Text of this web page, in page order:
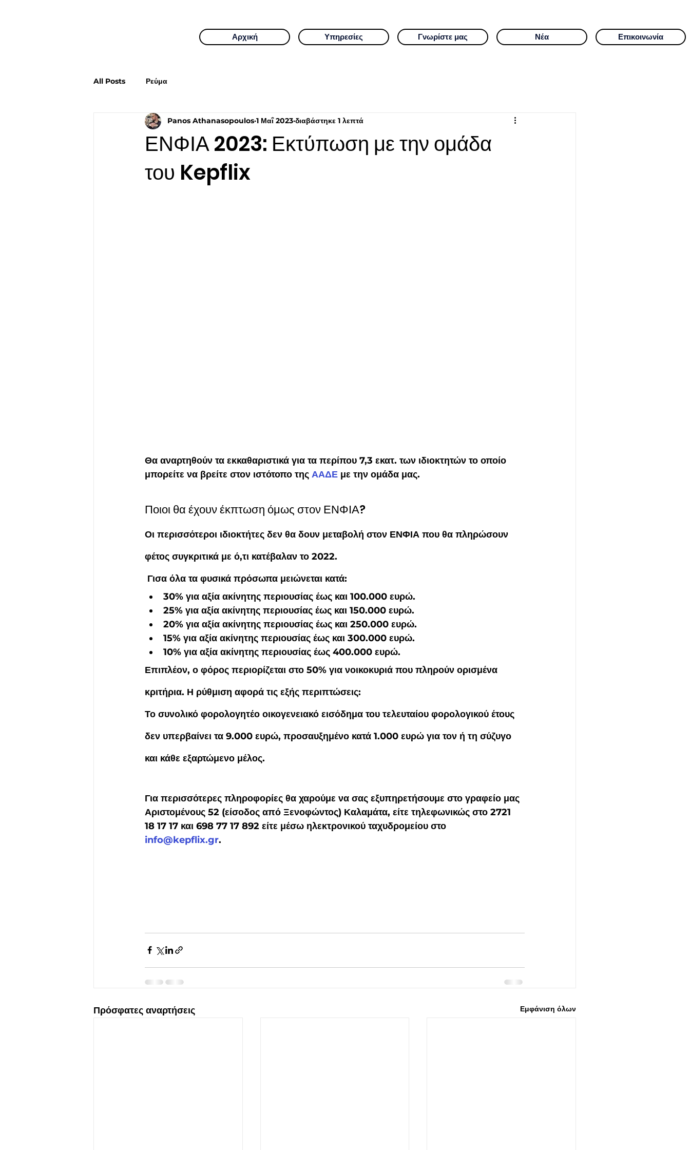
Αρχική Υπηρεσίες Γνωρίστε μας Νέα Επικοινωνία
All Posts Ρεύμα
ΕΝΦΙΑ 2023: Εκτύπωση με την ομάδα
του Kepflix
Panos Athanasopoulos 1 Μαΐ 2023 διαβάστηκε 1 λεπτά
Θα αναρτηθούν τα εκκαθαριστικά για τα περίπου 7,3 εκατ. των ιδιοκτητών το οποίο
μπορείτε να βρείτε στον ιστότοπο της ΑΑΔΕ με την ομάδα μας.
Ποιοι θα έχουν έκπτωση όμως στον ΕΝΦΙΑ?
Οι περισσότεροι ιδιοκτήτες δεν θα δουν μεταβολή στον ΕΝΦΙΑ που θα πληρώσουν
φέτος συγκριτικά με ό,τι κατέβαλαν το 2022.
Γισα όλα τα φυσικά πρόσωπα μειώνεται κατά:
30% για αξία ακίνητης περιουσίας έως και 100.000 ευρώ.
25% για αξία ακίνητης περιουσίας έως και 150.000 ευρώ.
20% για αξία ακίνητης περιουσίας έως και 250.000 ευρώ.
15% για αξία ακίνητης περιουσίας έως και 300.000 ευρώ.
10% για αξία ακίνητης περιουσίας έως 400.000 ευρώ.
Επιπλέον, ο φόρος περιορίζεται στο 50% για νοικοκυριά που πληρούν ορισμένα
κριτήρια. Η ρύθμιση αφορά τις εξής περιπτώσεις:
Το συνολικό φορολογητέο οικογενειακό εισόδημα του τελευταίου φορολογικού έτους
δεν υπερβαίνει τα 9.000 ευρώ, προσαυξημένο κατά 1.000 ευρώ για τον ή τη σύζυγο
και κάθε εξαρτώμενο μέλος.
Για περισσότερες πληροφορίες θα χαρούμε να σας εξυπηρετήσουμε στο γραφείο μας
Αριστομένους 52 (είσοδος από Ξενοφώντος) Καλαμάτα, είτε τηλεφωνικώς στο 2721
18 17 17 και 698 77 17 892 είτε μέσω ηλεκτρονικού ταχυδρομείου στο
info@kepflix.gr.
Πρόσφατες αναρτήσεις Εμφάνιση όλων